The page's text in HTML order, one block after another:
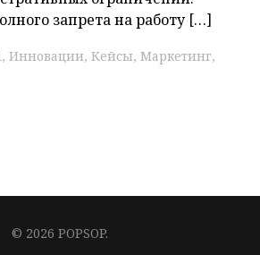
запрета на работу […]
Инновации Кейсы Маркетинг
© 2026 POPSOP.